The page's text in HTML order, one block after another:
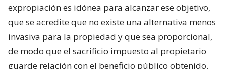
expropiación es idónea para alcanzar ese objetivo,
que se acredite que no existe una alternativa menos
invasiva para la propiedad y que sea proporcional,
de modo que el sacrificio impuesto al propietario
guarde relación con el beneficio público obtenido.